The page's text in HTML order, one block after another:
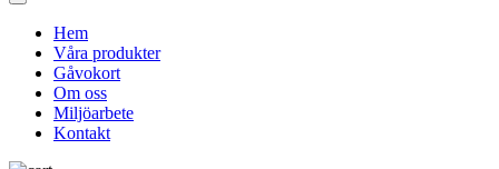
Hem
Våra produkter
Gåvokort
Om oss
Miljöarbete
Kontakt